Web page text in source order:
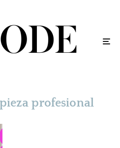
profesional